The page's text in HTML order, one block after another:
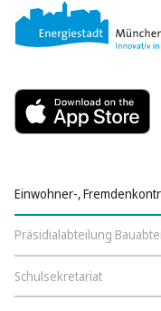
Einwohner-,
Präsidialabteilung
Schulsekretariat